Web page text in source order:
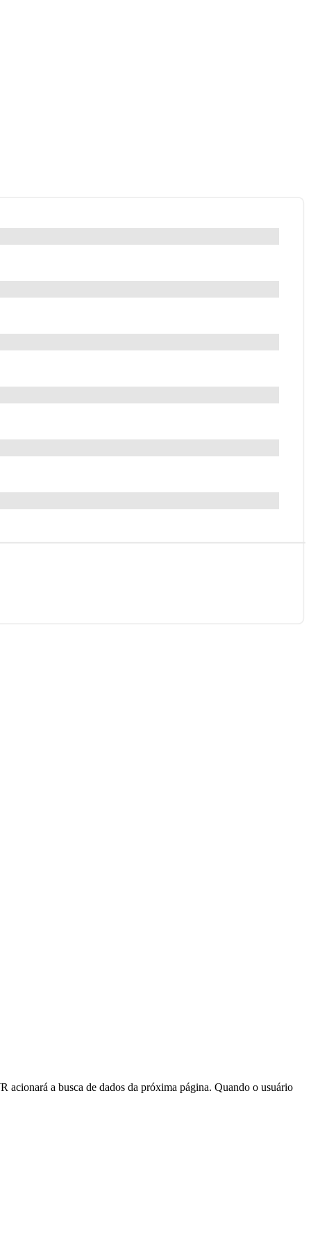
a busca de dados da próxima página. Quando o usuário